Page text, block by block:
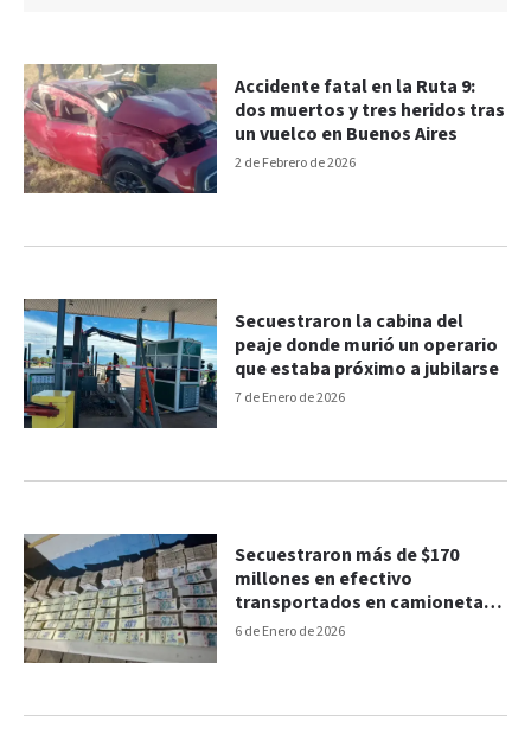
2 de Febrero de 2026
Accidente fatal en la Ruta 9:
dos muertos y tres heridos tras
un vuelco en Buenos Aires
7 de Enero de 2026
Secuestraron la cabina del
peaje donde murió un operario
que estaba próximo a jubilarse
6 de Enero de 2026
Secuestraron más de $170
millones en efectivo
transportados en camioneta
tras control en Ruta 9